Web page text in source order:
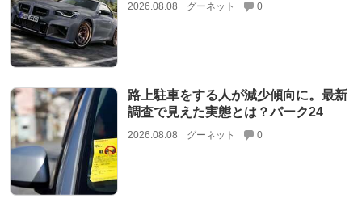
2026.08.08 グーネット 0
路上駐車をする人が減少傾向に。最新
調査で見えた実態とは？パーク24
2026.08.08 グーネット 0